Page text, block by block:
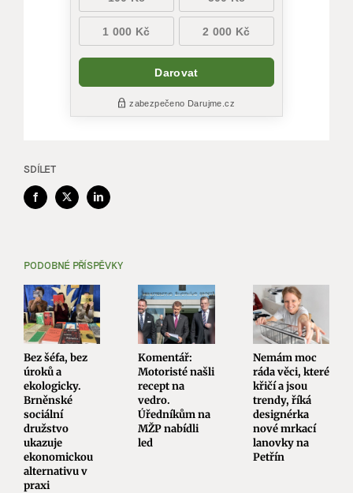
SDÍLET
Facebook
X LinkedIn
PODOBNÉ PŘÍSPĚVKY
Bez šéfa, bez
úroků a
ekologicky.
Brněnské
sociální
družstvo
ukazuje
ekonomickou
alternativu v
praxi
Komentář:
Motoristé našli
recept na
vedro.
Úředníkům na
MŽP nabídli
led
Nemám moc
ráda věci, které
křičí a jsou
trendy, říká
designérka
nové mrkací
lanovky na
Petřín